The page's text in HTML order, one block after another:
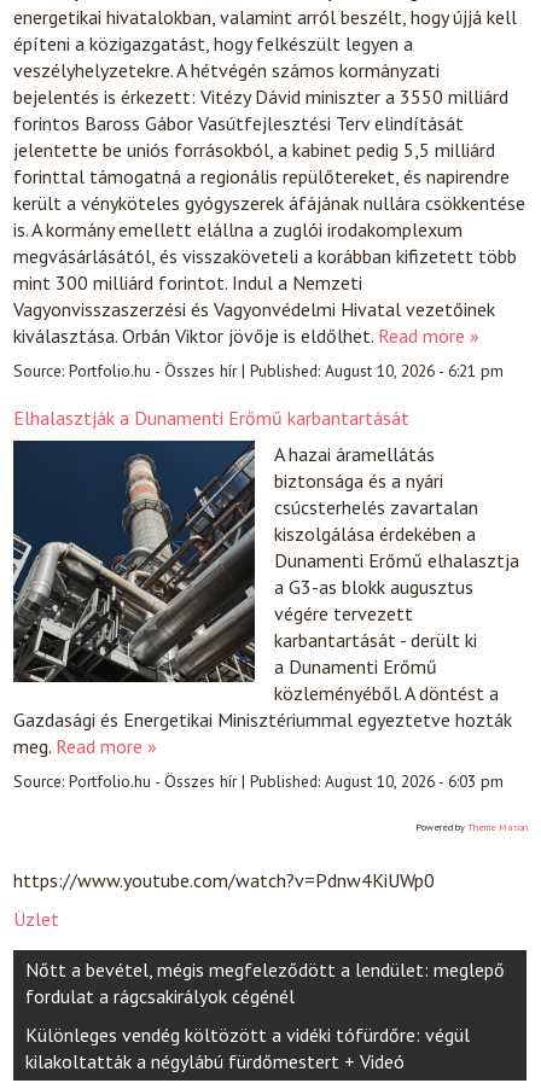
energetikai hivatalokban, valamint arról beszélt, hogy újjá kell
építeni a közigazgatást, hogy felkészült legyen a
veszélyhelyzetekre. A hétvégén számos kormányzati
bejelentés is érkezett: Vitézy Dávid miniszter a 3550 milliárd
forintos Baross Gábor Vasútfejlesztési Terv elindítását
jelentette be uniós forrásokból, a kabinet pedig 5,5 milliárd
forinttal támogatná a regionális repülőtereket, és napirendre
került a vényköteles gyógyszerek áfájának nullára csökkentése
is. A kormány emellett elállna a zuglói irodakomplexum
megvásárlásától, és visszaköveteli a korábban kifizetett több
mint 300 milliárd forintot. Indul a Nemzeti
Vagyonvisszaszerzési és Vagyonvédelmi Hivatal vezetőinek
kiválasztása. Orbán Viktor jövője is eldőlhet. Read more »
Source:Portfolio.hu - Összes hír|Published:August 10, 2026 - 6:21 pm
Elhalasztják a Dunamenti Erőmű karbantartását
A hazai áramellátás
biztonsága és a nyári
csúcsterhelés zavartalan
kiszolgálása érdekében a
Dunamenti Erőmű elhalasztja
a G3-as blokk augusztus
végére tervezett
karbantartását - derült ki
a Dunamenti Erőmű
közleményéből. A döntést a
Gazdasági és Energetikai Minisztériummal egyeztetve hozták
meg. Read more »
Source:Portfolio.hu - Összes hír|Published:August 10, 2026 - 6:03 pm
Powered by Theme Mason
https://www.youtube.com/watch?v=Pdnw4KiUWp0
Üzlet
Post
navigation
Nőtt a bevétel, mégis megfeleződött a lendület: meglepő
fordulat a rágcsakirályok cégénél
Különleges vendég költözött a vidéki tófürdőre: végül
kilakoltatták a négylábú fürdőmestert + Videó